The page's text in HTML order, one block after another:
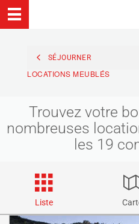
SÉJOURNER
LOCATIONS MEUBLÉS
Trouvez votre
nombreuses
les 19
Liste